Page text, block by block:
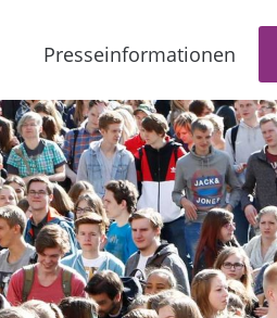
Presseinformationen